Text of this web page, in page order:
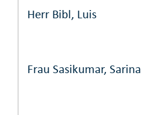
Herr Bibl, Luis
Frau Sasikumar, Sarina